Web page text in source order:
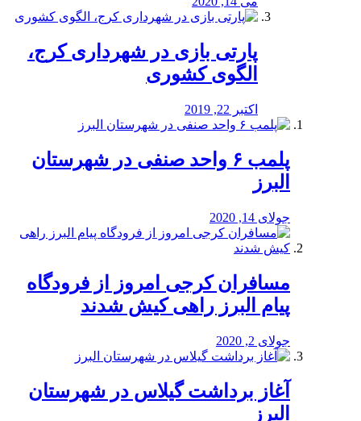
پارتی بازی در شهرداری کرج،
الگوی کشوری
اکتبر 22, 2019
پلمب ۶ واحد صنفی در شهرستان
البرز
جولای 14, 2020
مسافران کرجی امروز از فرودگاه
پیام البرز راهی کیش شدند
جولای 2, 2020
آغاز برداشت گیلاس در شهرستان
البرز